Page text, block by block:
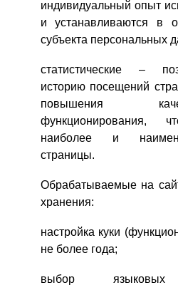
индивидуальный опыт
и устанавливаются в
субъекта персональных
статистические –
историю посещений
повышения
функционирования,
наиболее и
страницы.
Обрабатываемые на
хранения:
настройка куки
не более года;
выбор языковых
ВХОД НА САЙТ
с помощью